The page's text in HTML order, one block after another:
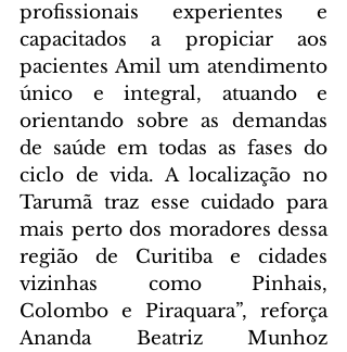
profissionais experientes e
capacitados a propiciar aos
pacientes Amil um atendimento
único e integral, atuando e
orientando sobre as demandas
de saúde em todas as fases do
ciclo de vida. A localização no
Tarumã traz esse cuidado para
mais perto dos moradores dessa
região de Curitiba e cidades
vizinhas como Pinhais,
Colombo e Piraquara”, reforça
Ananda Beatriz Munhoz